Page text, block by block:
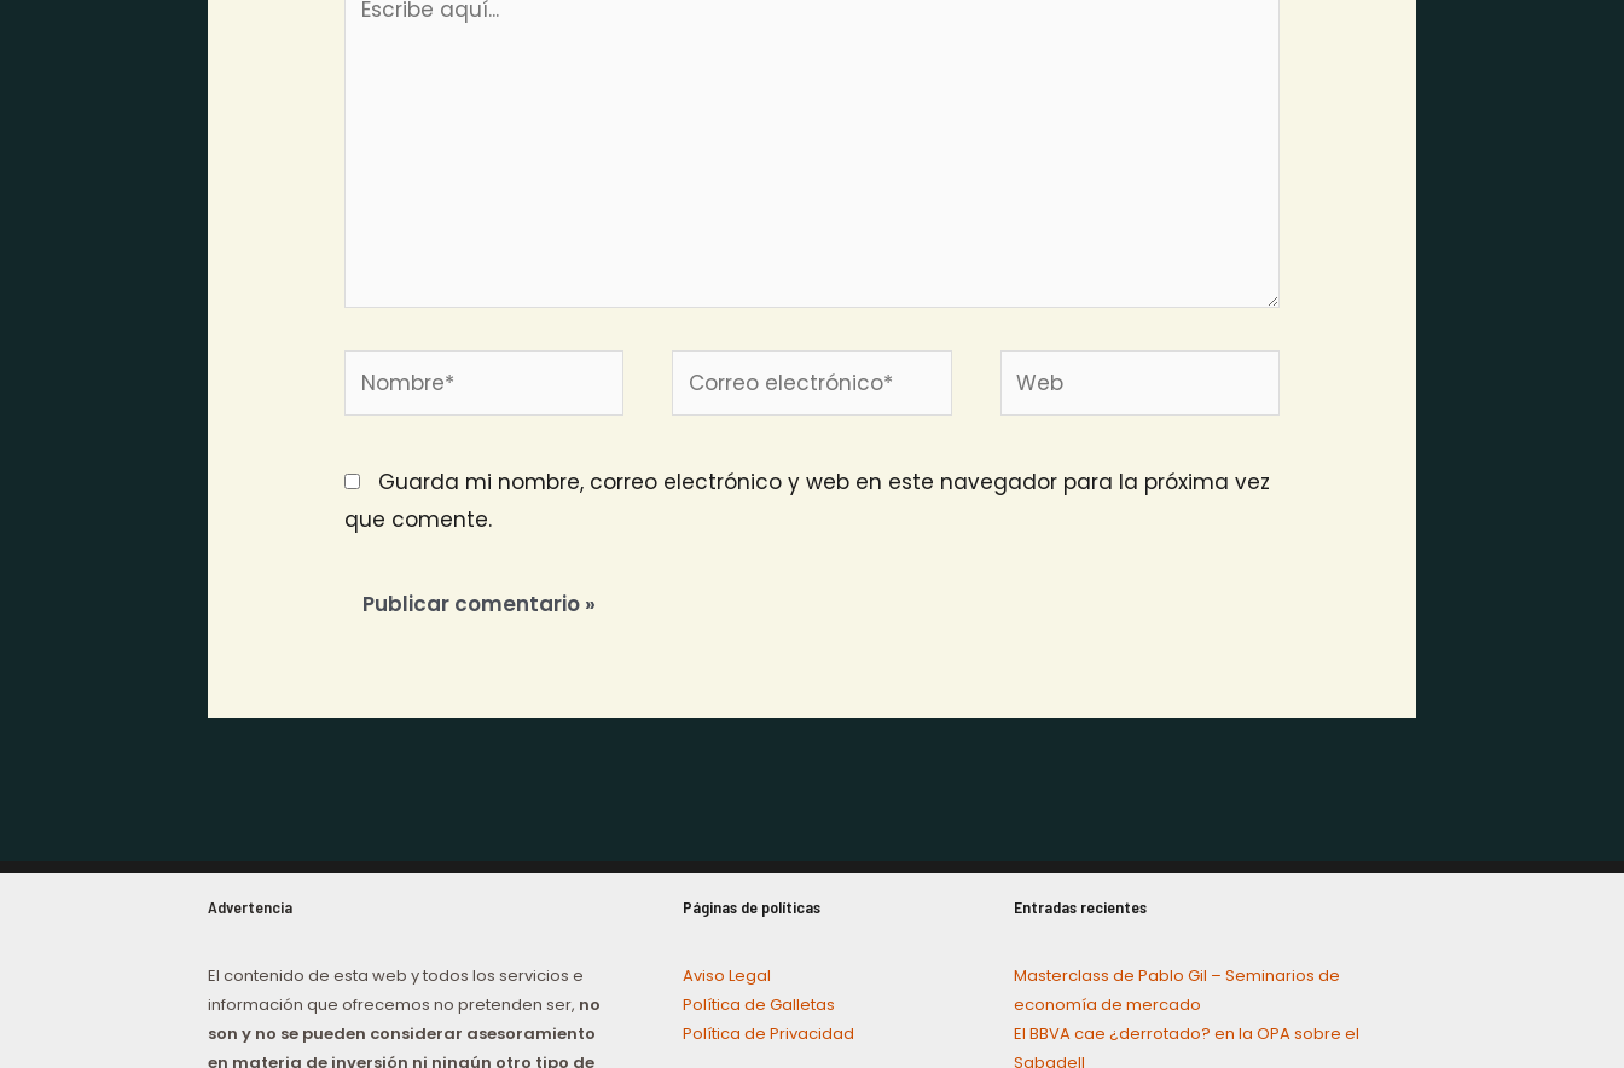
Nombre*
Correo
Web
Guarda mi nombre, correo electrónico y web en este navegador para la próxima vez
que comente.
Advertencia
El contenido de esta web y todos los servicios e
información que ofrecemos no pretenden ser, no
son y no se pueden considerar asesoramiento
en materia de inversión ni ningún otro tipo de
Páginas de políticas
Aviso Legal
Política de Galletas
Política de Privacidad
Entradas recientes
Masterclass de Pablo Gil – Seminarios de
economía de mercado
El BBVA cae ¿derrotado? en la OPA sobre el
Sabadell